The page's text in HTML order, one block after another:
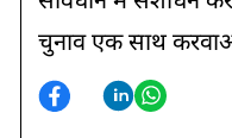
चुनाव एक साथ